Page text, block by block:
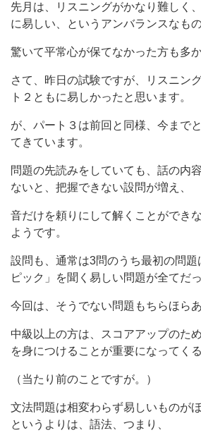
先月は、リスニングがかなり難しく
に易しい、というアンバランスなも
驚いて平常心が保てなかった方も多
さて、昨日の試験ですが、リスニン
ト２ともに易しかったと思います。
が、パート３は前回と同様、今まで
てきています。
問題の先読みをしていても、話の内
ないと、把握できない設問が増え、
音だけを頼りにして解くことができ
ようです。
設問も、通常は3問のうち最初の問題
ピック」を聞く易しい問題が全てだ
今回は、そうでない問題もちらほらあ
中級以上の方は、スコアアップのた
を身につけることが重要になってく
（当たり前のことですが。）
文法問題は相変わらず易しいものが
というよりは、語法、つまり、